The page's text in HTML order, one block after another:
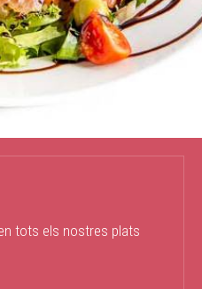
tots els nostres plats